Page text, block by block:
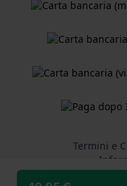
Termini e